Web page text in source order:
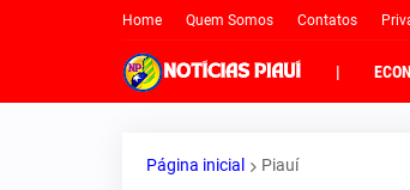
Home Quem Somos Contatos
|
Página inicial Piauí